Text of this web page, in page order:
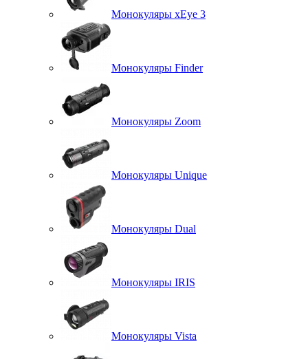
Монокуляры xEye 3
Монокуляры Finder
Монокуляры Zoom
Монокуляры Unique
Монокуляры Dual
Монокуляры IRIS
Монокуляры Vista